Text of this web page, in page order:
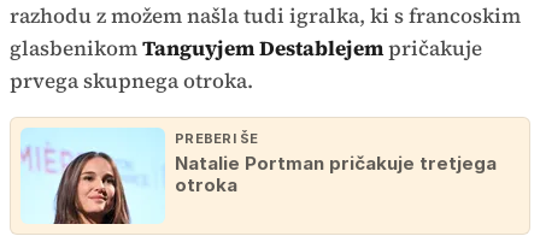
razhodu z možem našla tudi igralka, ki s francoskim
glasbenikomTanguyjem Destablejempričakuje
prvega skupnega otroka.
PREBERI ŠE
Natalie Portman pričakuje tretjega
otroka